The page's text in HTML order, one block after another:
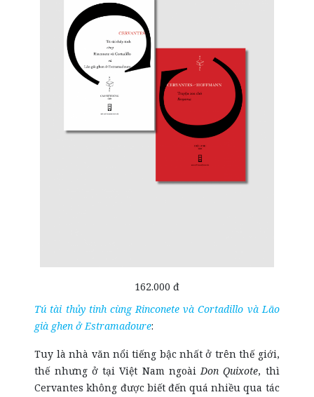
162.000 đ
Tú tài thủy tinh cùng Rinconete và Cortadillo và Lão
già ghen ở Estramadoure:
Tuy là nhà văn nổi tiếng bậc nhất ở trên thế giới,
thế nhưng ở tại Việt Nam ngoàiDon Quixote, thì
Cervantes không được biết đến quá nhiều qua tác